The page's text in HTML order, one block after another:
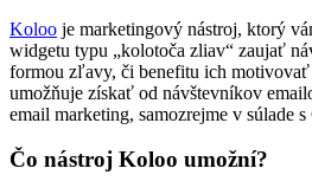
Koloo je marketingový nástroj, ktorý
widgetu typu „kolotoča zliav“ zaujať
formou zľavy, či benefitu ich motivovať
umožňuje získať od návštevníkov
email marketing, samozrejme v súlade
Čo nástroj Koloo umožní?